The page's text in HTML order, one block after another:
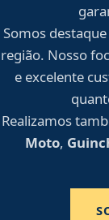
Somos
região. Nosso
e excelente
Realizamos
Moto,